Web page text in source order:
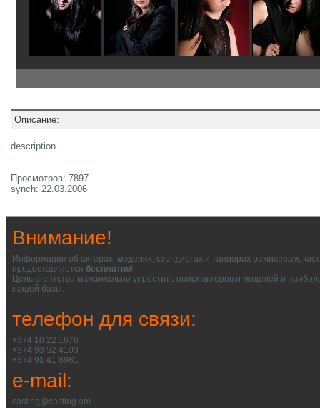
Описание:
description
Просмотров: 7897
synch: 22.03.2006
Внимание!
Информация об актерах, моделях, стендистах и танцорах режисерам,
предоставляется бесплатно!
Цель агентства максимально упростить поиск актеров и моделей и
нашей базы.
телефон для связи:
+374 10 22 1676
+374 93 52 4103
+374 91 41 8981
e-mail:
casting@casting.am